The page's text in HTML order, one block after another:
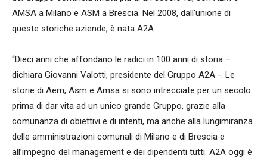
AMSA a Milano e ASM a Brescia. Nel 2008, dall’unione di
queste storiche aziende, è nata A2A.
“Dieci anni che affondano le radici in 100 anni di storia –
dichiara Giovanni Valotti, presidente del Gruppo A2A -. Le
storie di Aem, Asm e Amsa si sono intrecciate per un secolo
prima di dar vita ad un unico grande Gruppo, grazie alla
comunanza di obiettivi e di intenti, ma anche alla lungimiranza
delle amministrazioni comunali di Milano e di Brescia e
all’impegno del management e dei dipendenti tutti. A2A oggi è